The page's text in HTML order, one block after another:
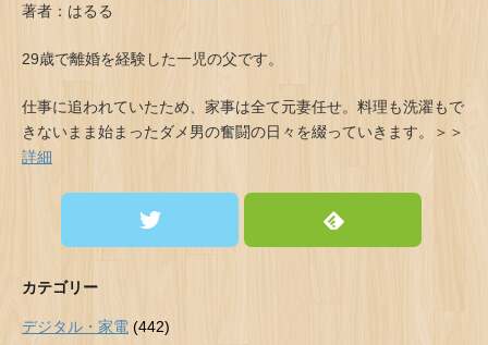
著者：はるる
29歳で離婚を経験した一児の父です。
仕事に追われていたため、家事は全て元妻任せ。料理も洗濯もで
きないまま始まったダメ男の奮闘の日々を綴っていきます。＞＞
詳細
カテゴリー
デジタル・家電 (442)